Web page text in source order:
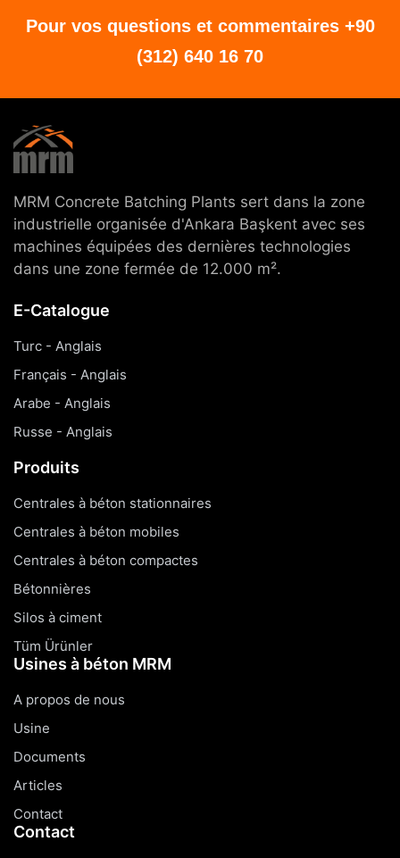
Pour vos questions et commentaires +90
(312) 640 16 70
MRM Concrete Batching Plants sert dans la zone
industrielle organisée d'Ankara Başkent avec ses
machines équipées des dernières technologies
dans une zone fermée de 12.000 m².
E-Catalogue
Turc - Anglais
Français - Anglais
Arabe - Anglais
Russe - Anglais
Produits
Centrales à béton stationnaires
Centrales à béton mobiles
Centrales à béton compactes
Bétonnières
Silos à ciment
Tüm Ürünler
Usines à béton MRM
A propos de nous
Usine
Documents
Articles
Contact
Contact